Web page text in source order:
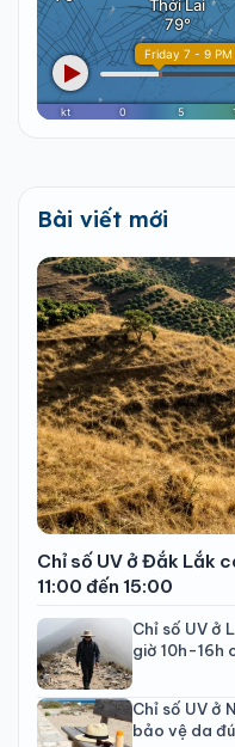
Bài viết mới
Chỉ số UV ở Đắk Lắk
11:00 đến 15:00
Chỉ số UV ở
giờ 10h-16h
Chỉ số UV ở
bảo vệ da